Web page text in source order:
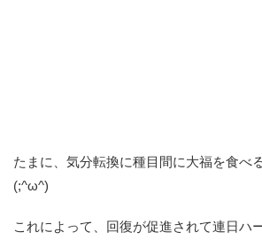
たまに、気分転換に種目間に大福を食べ
(;^ω^)
これによって、回復が促進されて連日ハ